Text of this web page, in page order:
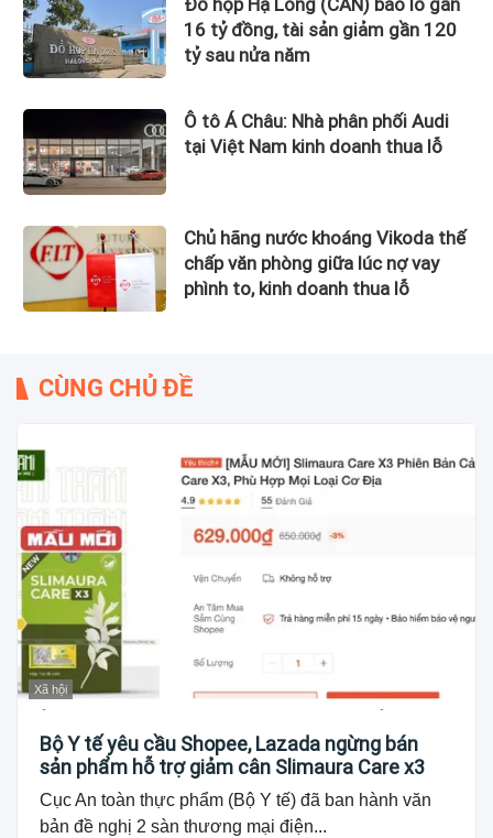
Đồ hộp Hạ Long (CAN) báo lỗ gần
16 tỷ đồng, tài sản giảm gần 120
tỷ sau nửa năm
Ô tô Á Châu: Nhà phân phối Audi
tại Việt Nam kinh doanh thua lỗ
Chủ hãng nước khoáng Vikoda thế
chấp văn phòng giữa lúc nợ vay
phình to, kinh doanh thua lỗ
CÙNG CHỦ ĐỀ
Xã hội
Bộ Y tế yêu cầu Shopee, Lazada ngừng bán
sản phẩm hỗ trợ giảm cân Slimaura Care x3
Cục An toàn thực phẩm (Bộ Y tế) đã ban hành văn
bản đề nghị 2 sàn thương mại điện...